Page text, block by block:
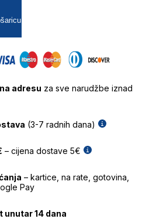
adresu za sve narudžbe iznad
(3-7 radnih dana)
– cijena dostave 5€
– kartice, na rate, gotovina,
Pay
unutar 14 dana